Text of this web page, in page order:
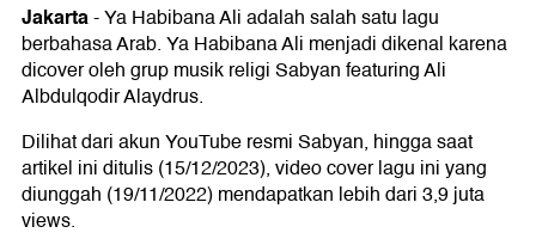
Arti Lirik Ya Habibana Ali
Jakarta-Ya Habibana Ali adalah salah satu lagu
berbahasa Arab. Ya Habibana Ali menjadi dikenal karena
dicover oleh grup musik religi Sabyan featuring Ali
Albdulqodir Alaydrus.
Dilihat dari akun YouTube resmi Sabyan, hingga saat
artikel ini ditulis (15/12/2023), video cover lagu ini yang
diunggah (19/11/2022) mendapatkan lebih dari 3,9 juta
views.